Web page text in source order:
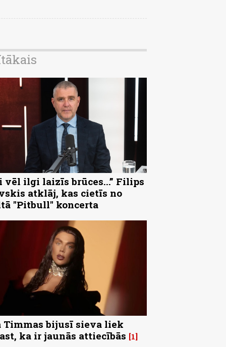
vēl ilgi laizīs brūces...” Filips
atklāj, kas cietīs no
"Pitbull" koncerta
Timmas bijusī sieva liek
ka ir jaunās attiecībās 1